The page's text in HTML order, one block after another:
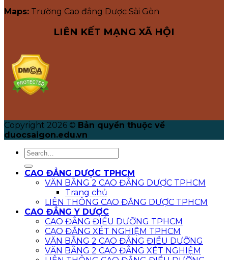
Maps: Trường Cao đẳng Dược Sài Gòn
LIÊN KẾT MẠNG XÃ HỘI
Copyright 2026 © Bản quyền thuộc về
duocsaigon.edu.vn
CAO ĐẲNG DƯỢC TPHCM
VĂN BẰNG 2 CAO ĐẲNG DƯỢC TPHCM
Trang chủ
LIÊN THÔNG CAO ĐẲNG DƯỢC TPHCM
CAO ĐẲNG Y DƯỢC
CAO ĐẲNG ĐIỀU DƯỠNG TPHCM
CAO ĐẲNG XÉT NGHIỆM TPHCM
VĂN BẰNG 2 CAO ĐẲNG ĐIỀU DƯỠNG
VĂN BẰNG 2 CAO ĐẲNG XÉT NGHIỆM